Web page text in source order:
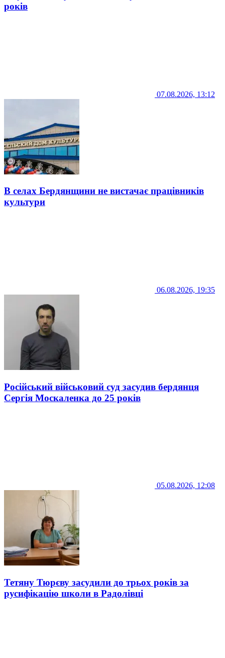
років
07.08.2026, 13:12
В селах Бердянщини не вистачає працівників
культури
06.08.2026, 19:35
Російський військовий суд засудив бердянця
Сергія Москаленка до 25 років
05.08.2026, 12:08
Тетяну Тюрєву засудили до трьох років за
русифікацію школи в Радолівці